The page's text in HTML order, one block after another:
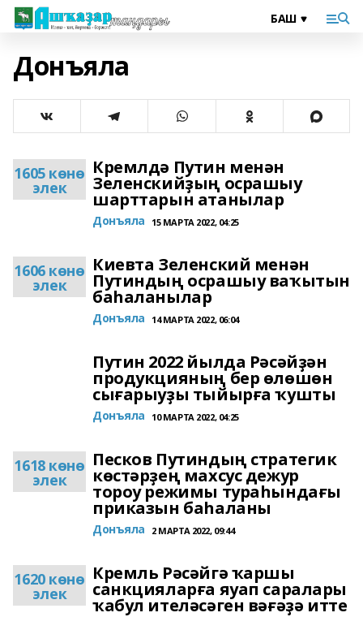
Донъяла
1605 көнө
элек
Кремлдә Путин менән
Зеленскийҙың осрашыу
шарттарын атанылар
Донъяла 15 МАРТА 2022, 04:25
1606 көнө
элек
Киевта Зеленский менән
Путиндың осрашыу ваҡытын
баһаланылар
Донъяла 14 МАРТА 2022, 06:04
Путин 2022 йылда Рәсәйҙән
продукцияның бер өлөшөн
сығарыуҙы тыйырға ҡушты
Донъяла 10 МАРТА 2022, 04:25
1618 көнө
элек
Песков Путиндың стратегик
көстәрҙең махсус дежур
тороу режимы тураһындағы
приказын баһаланы
Донъяла 2 МАРТА 2022, 09:44
1620 көнө
элек
Кремль Рәсәйгә ҡаршы
санкцияларға яуап саралары
ҡабул ителәсәген вәғәҙә итте